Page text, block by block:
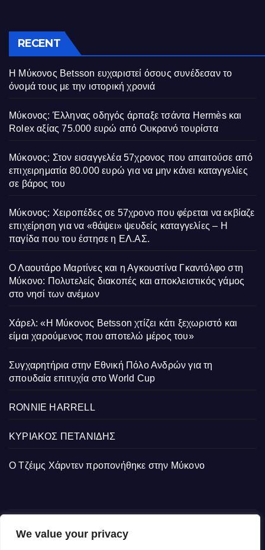
We value your privacy
RECENT
Η Μύκονος Betsson ευχαριστεί όσους συνέδεσαν το
όνομά τους με την ιστορική χρονιά
Μύκονος: Έλληνας οδηγός άρπαξε τσάντα Hermès και
Rolex αξίας 75.000 ευρώ από Ουκρανό τουρίστα
Μύκονος: Στον εισαγγελέα 57χρονος που απαιτούσε από
επιχειρηματία 80.000 ευρώ για να μην κάνει καταγγελίες
σε βάρος του
Μύκονος: Χειροπέδες σε 57χρονο που φέρεται να εκβίαζε
επιχείρηση για να «θάψει» ψευδείς καταγγελίες – Η
παγίδα που του έστησε η ΕΛ.ΑΣ.
Ο Λαουτάρο Μαρτίνες και η Αγκουστίνα Γκαντόλφο στη
Μύκονο: Πολυτελείς διακοπές και αποκλειστικός γάμος
στο νησί των ανέμων
Χάρελ: «Η Μύκονος Betsson χτίζει κάτι ξεχωριστό και
είμαι χαρούμενος που αποτελώ μέρος του»
Συγχαρητήρια στην Εθνική Πόλο Ανδρών για τη
σπουδαία επιτυχία στο World Cup
RONNIE HARRELL
ΚΥΡΙΑΚΟΣ ΠΕΤΑΝΙΔΗΣ
Ο Τζέιμς Χάρντεν προπονήθηκε στην Μύκονο